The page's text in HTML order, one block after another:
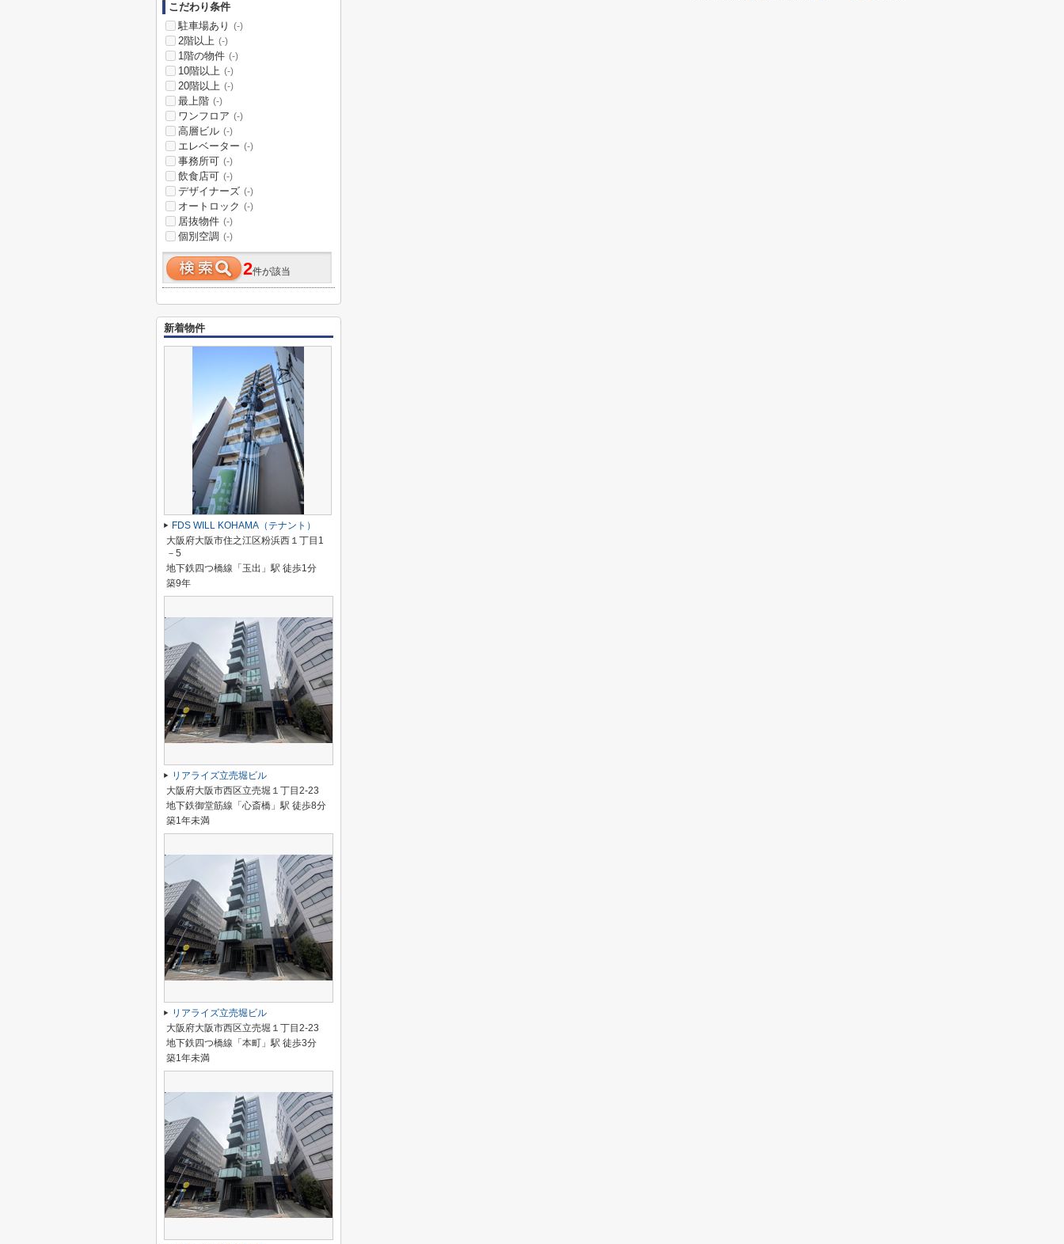
こだわり条件
駐車場あり
(-)
2階以上 (-)
1階の物件 (-)
10階以上 (-)
20階以上 (-)
最上階 (-)
ワンフロア (-)
高層ビル (-)
エレベーター (-)
事務所可 (-)
飲食店可 (-)
デザイナーズ (-)
オートロック (-)
居抜物件 (-)
個別空調 (-)
2件が該当
新着物件
FDS WILL KOHAMA（テナント）
大阪府大阪市住之江区粉浜西１丁目1
－5
地下鉄四つ橋線「玉出」駅 徒歩1分
築9年
リアライズ立売堀ビル
大阪府大阪市西区立売堀１丁目2-23
地下鉄御堂筋線「心斎橋」駅 徒歩8分
築1年未満
リアライズ立売堀ビル
大阪府大阪市西区立売堀１丁目2-23
地下鉄四つ橋線「本町」駅 徒歩3分
築1年未満